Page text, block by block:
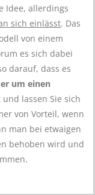
Idee, allerdings
sich einlässt. Das
von einem
es sich dabei
darauf, dass es
um einen
lassen Sie sich
von Vorteil, wenn
man bei etwaigen
behoben wird und